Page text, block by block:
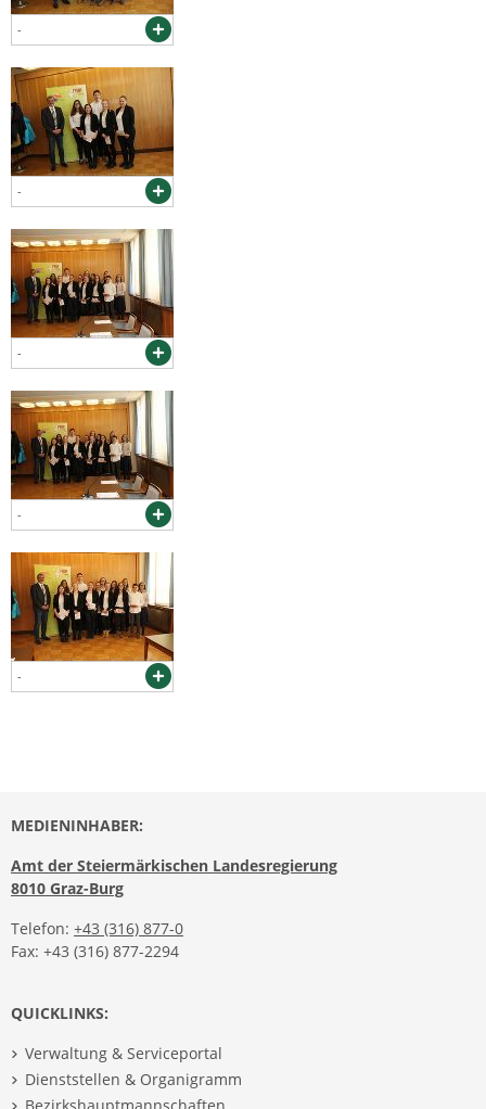
-
-
-
-
-
MEDIENINHABER:
Amt der Steiermärkischen Landesregierung
8010 Graz-Burg
Telefon: +43 (316) 877-0
Fax: +43 (316) 877-2294
QUICKLINKS:
Verwaltung & Serviceportal
Dienststellen & Organigramm